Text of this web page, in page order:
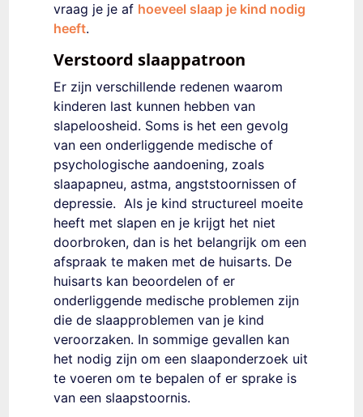
vraag je je af hoeveel slaap je kind nodig
heeft.
Verstoord slaappatroon
Er zijn verschillende redenen waarom
kinderen last kunnen hebben van
slapeloosheid. Soms is het een gevolg
van een onderliggende medische of
psychologische aandoening, zoals
slaapapneu, astma, angststoornissen of
depressie. Als je kind structureel moeite
heeft met slapen en je krijgt het niet
doorbroken, dan is het belangrijk om een
​​afspraak te maken met de huisarts. De
huisarts kan beoordelen of er
onderliggende medische problemen zijn
die de slaapproblemen van je kind
veroorzaken. In sommige gevallen kan
het nodig zijn om een ​​slaaponderzoek uit
te voeren om te bepalen of er sprake is
van een slaapstoornis.